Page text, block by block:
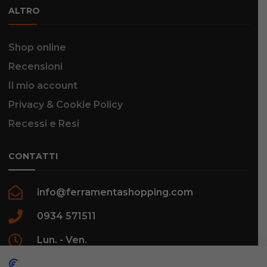
ALTRO
Shop online
Recensioni
Il mio account
Privacy & Cookie Policy
Recessi e Resi
CONTATTI
info@ferramentashopping.com
0934 571511
Lun. - Ven.